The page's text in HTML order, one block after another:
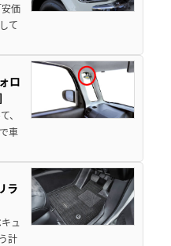
価
て
ロ
、
車
ラ
ュ
計